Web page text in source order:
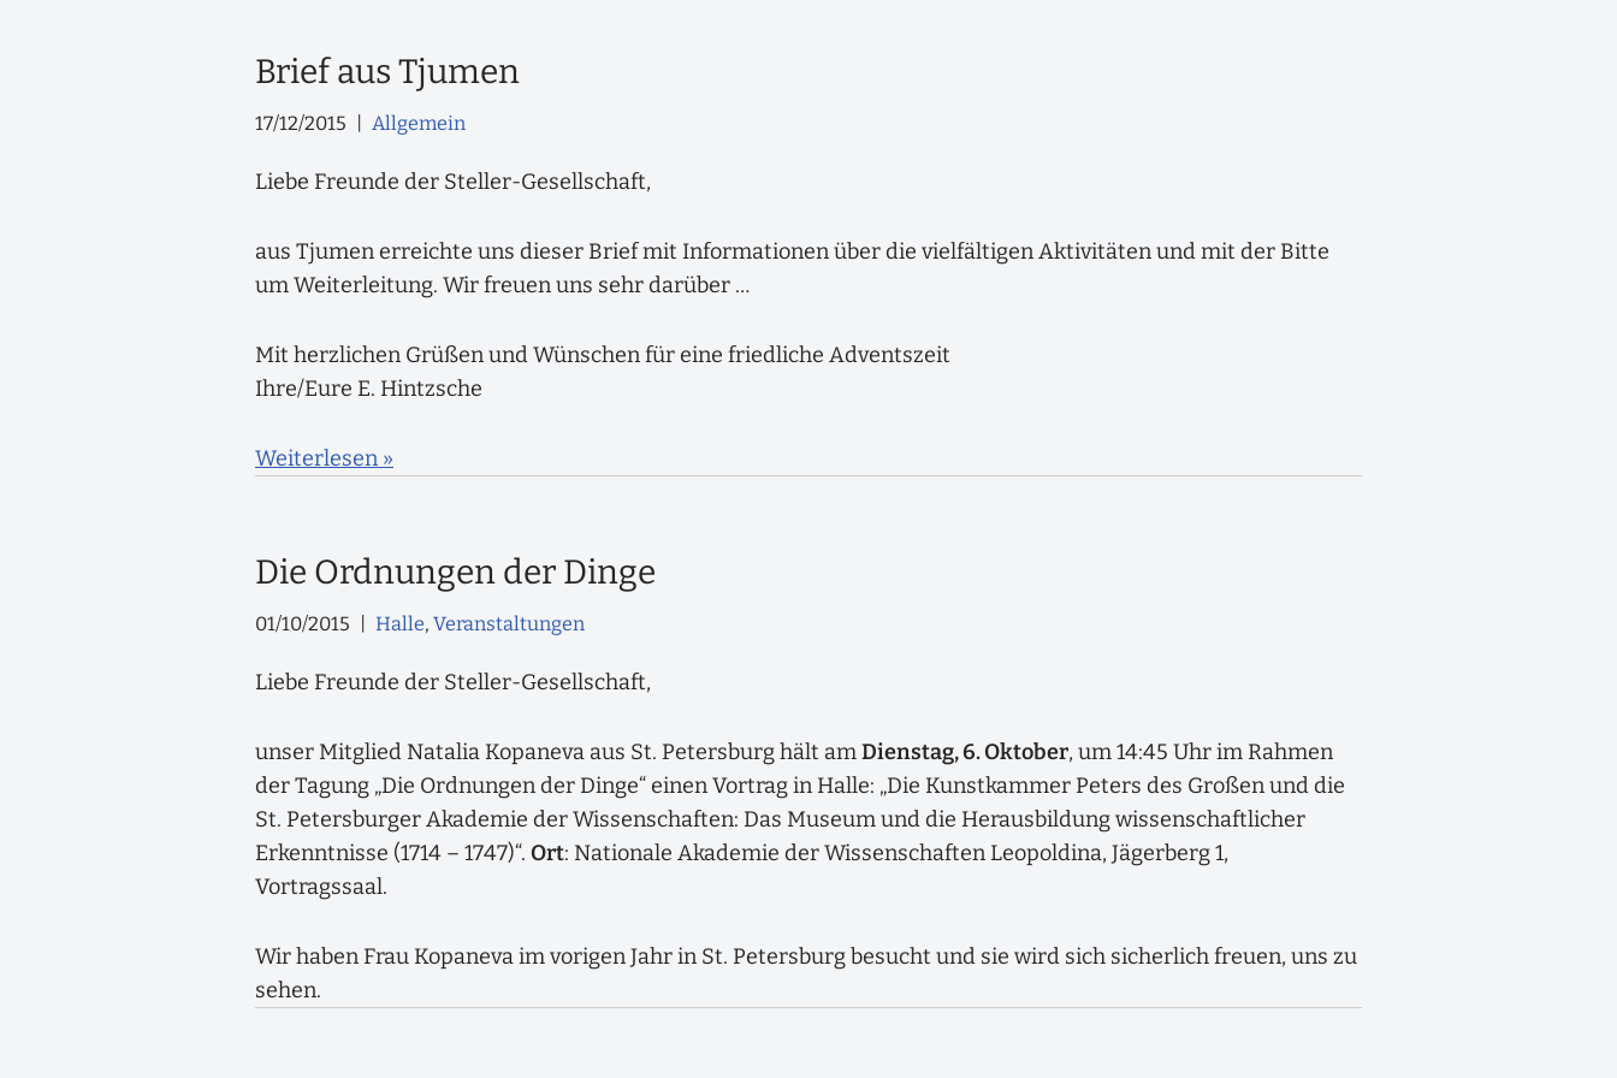
Brief aus Tjumen
17/12/2015 Allgemein
Liebe Freunde der Steller-Gesellschaft,
aus Tjumen erreichte uns dieser Brief mit Informationen über die vielfältigen Aktivitäten und mit der Bitte
um Weiterleitung. Wir freuen uns sehr darüber …
Mit herzlichen Grüßen und Wünschen für eine friedliche Adventszeit
Ihre/Eure E. Hintzsche
Weiterlesen »
Die Ordnungen der Dinge
01/10/2015 Halle, Veranstaltungen
Liebe Freunde der Steller-Gesellschaft,
unser Mitglied Natalia Kopaneva aus St. Petersburg hält amDienstag, 6. Oktober, um 14:45 Uhr im Rahmen
der Tagung „Die Ordnungen der Dinge“ einen Vortrag in Halle: „Die Kunstkammer Peters des Großen und die
St. Petersburger Akademie der Wissenschaften: Das Museum und die Herausbildung wissenschaftlicher
Erkenntnisse (1714 – 1747)“. Ort: Nationale Akademie der Wissenschaften Leopoldina, Jägerberg 1,
Vortragssaal.
Wir haben Frau Kopaneva im vorigen Jahr in St. Petersburg besucht und sie wird sich sicherlich freuen, uns zu
sehen.